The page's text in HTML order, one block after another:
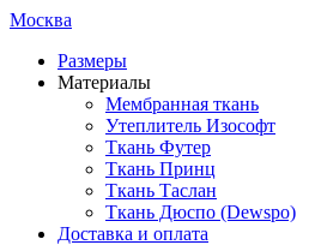
Москва
Размеры
Материалы
Мембранная ткань
Утеплитель Изософт
Ткань Футер
Ткань Принц
Ткань Таслан
Ткань Дюспо (Dewspo)
Доставка и оплата